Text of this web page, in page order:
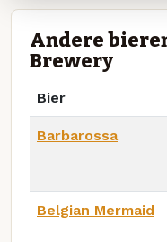
Andere
Brewery
Bier
Barbarossa
Belgian Mermaid